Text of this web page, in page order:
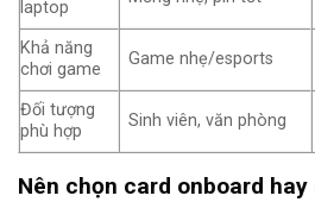
laptop
Khả năng
chơi game
Game nhẹ/esports
Đối tượng
phù hợp
Sinh viên, văn phòng
Nên chọn card onboard hay